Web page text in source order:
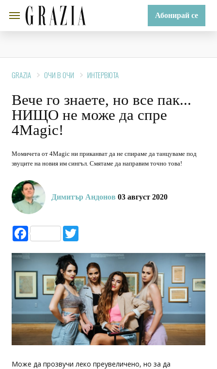
Абонирай се
GRAZIA ОЧИ В ОЧИ ИНТЕРВЮТА
Вече го знаете, но все пак...
НИЩО не може да спре
4Magic!
Момичета от 4Magic ни приканват да не спираме да танцуваме под
звуците на новия им сингъл. Смятаме да направим точно това!
Димитър Андонов 03 август 2020
Facebook
Може да прозвучи леко преувеличено, но за да